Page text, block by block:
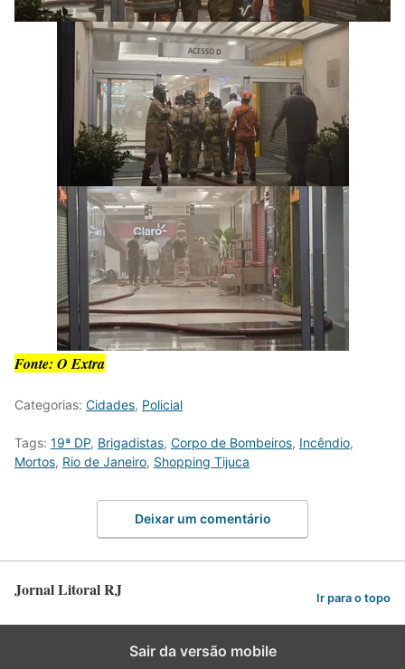
Fonte: O Extra
Categorias: Cidades, Policial
Tags: 19ª DP, Brigadistas, Corpo de Bombeiros, Incêndio,
Mortos, Rio de Janeiro, Shopping Tijuca
Deixar um comentário
Jornal Litoral RJ Ir para o topo
Sair da versão mobile